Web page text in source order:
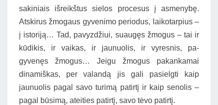
sakiniais išreikštus sielos procesus į asmenybę.
Atskirus žmogaus gyvenimo periodus, laikotarpius –
į istoriją… Tad, pavyzdžiui, suaugęs žmogus – tai ir
kūdikis, ir vaikas, ir jaunuolis, ir vyresnis, pa-
gyvenęs žmogus… Jeigu žmogus pakankamai
dinamiškas, per valandą jis gali pasielgti kaip
jaunuolis pagal savo turimą patirtį ir kaip senolis –
pagal būsimą, ateities patirtį, savo tėvo patirtį.